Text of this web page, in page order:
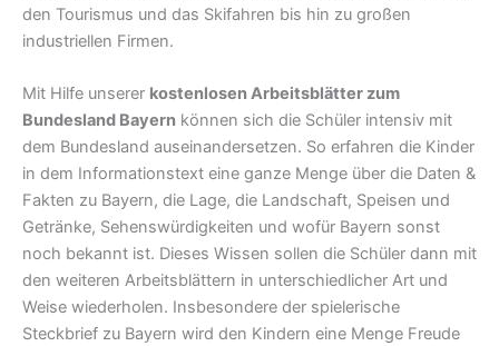
den Tourismus und das Skifahren bis hin zu großen
industriellen Firmen.
Mit Hilfe unserer kostenlosen Arbeitsblätter zum
Bundesland Bayern können sich die Schüler intensiv mit
dem Bundesland auseinandersetzen. So erfahren die Kinder
in dem Informationstext eine ganze Menge über die Daten &
Fakten zu Bayern, die Lage, die Landschaft, Speisen und
Getränke, Sehenswürdigkeiten und wofür Bayern sonst
noch bekannt ist. Dieses Wissen sollen die Schüler dann mit
den weiteren Arbeitsblättern in unterschiedlicher Art und
Weise wiederholen. Insbesondere der spielerische
Steckbrief zu Bayern wird den Kindern eine Menge Freude